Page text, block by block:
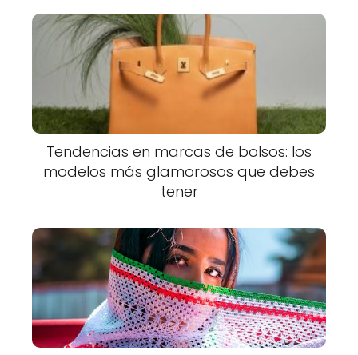
Tendencias en marcas de bolsos: los
modelos más glamorosos que debes
tener